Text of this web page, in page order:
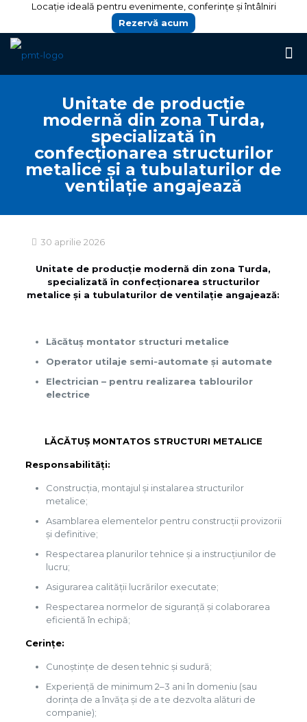
Locație ideală pentru evenimente, conferințe și întâlniri
Rezervă acum
Unitate de producție
modernă din zona Turda,
specializată în
confecționarea structurilor
metalice și a tubulaturilor de
ventilație angajează
30 aprilie 2026
Unitate de producție modernă din zona Turda,
specializată în confecționarea structurilor
metalice și a tubulaturilor de ventilație angajează:
Lăcătuș montator structuri metalice
Operator utilaje semi‑automate și automate
Electrician – pentru realizarea tablourilor
electrice
LĂCĂTUȘ MONTATOS STRUCTURI METALICE
Construcția, montajul și instalarea structurilor
metalice;
Asamblarea elementelor pentru construcții provizorii
și definitive;
Respectarea planurilor tehnice și a instrucțiunilor de
lucru;
Asigurarea calității lucrărilor executate;
Respectarea normelor de siguranță și colaborarea
eficientă în echipă;
Cerințe:
Cunoștințe de desen tehnic și sudură;
Experiență de minimum 2–3 ani în domeniu (sau
dorința de a învăța și de a te dezvolta alături de
companie);